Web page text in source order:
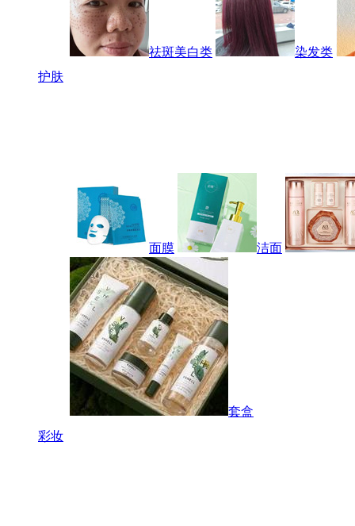
祛斑美白类
染发类
护肤
面膜 洁面
套盒
彩妆